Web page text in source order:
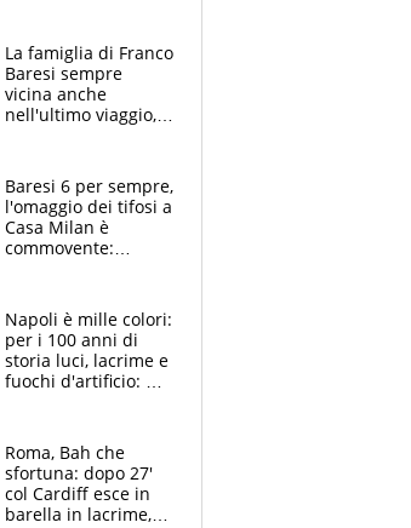
La famiglia di Franco
Baresi sempre
vicina anche
nell'ultimo viaggio,
circondati
dall'affetto dei tifosi
Baresi 6 per sempre,
l'omaggio dei tifosi a
Casa Milan è
commovente:
bigliettini
Napoli è mille colori:
per i 100 anni di
storia luci, lacrime e
fuochi d'artificio: De
Roma, Bah che
sfortuna: dopo 27'
col Cardiff esce in
barella in lacrime,